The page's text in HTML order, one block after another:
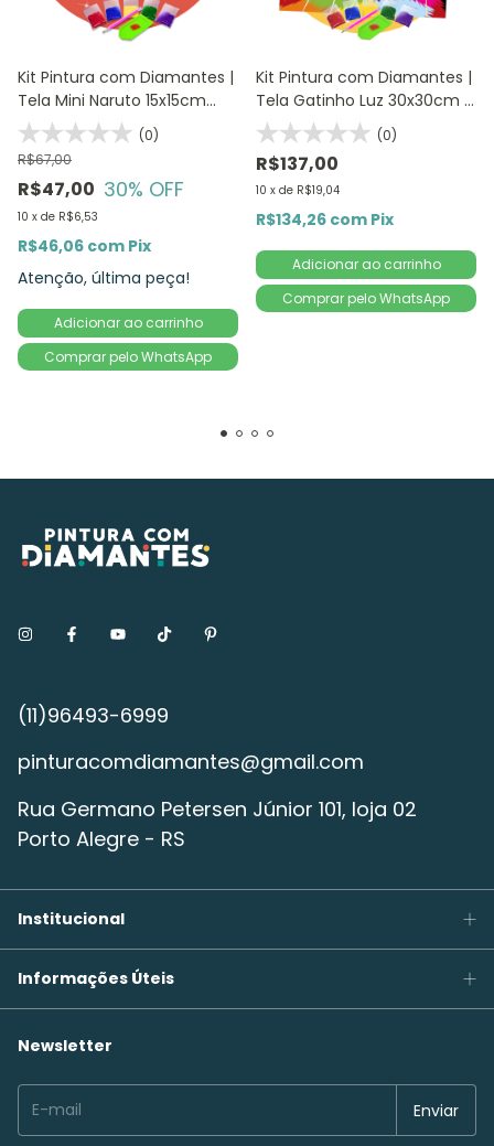
Kit Pintura com Diamantes |
Tela Mini Naruto 15x15cm
com Moldura/Porta Retrato
| Diamond Painting 5D DIY
(0)
R$47,00
R$67,00
30% OFF
10 x de R$6,53
R$46,06 com Pix
Atenção, última peça!
Comprar pelo WhatsApp
Kit Pintura com Diamantes |
Tela Gatinho Luz 30x30cm |
Diamond Painting 5D DIY
(0)
R$137,00
10 x de R$19,04
R$134,26 com Pix
Comprar pelo WhatsApp
pinturacomdiamantes@gmail.com
Rua Germano Petersen Júnior 101, loja 02
Porto Alegre - RS
Institucional
Informações Úteis
Newsletter